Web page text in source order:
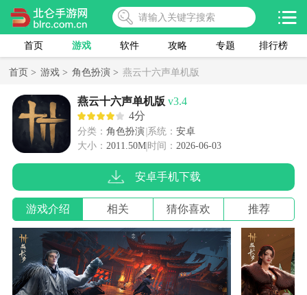
首页 游戏 软件 攻略 专题 排行榜
首页 > 游戏 > 角色扮演 > 燕云十六声单机版
燕云十六声单机版 v3.4
4分
分类： 角色扮演 系统： 安卓
大小： 2011.50M 时间： 2026-06-03
安卓手机下载
游戏介绍 相关 猜你喜欢 推荐